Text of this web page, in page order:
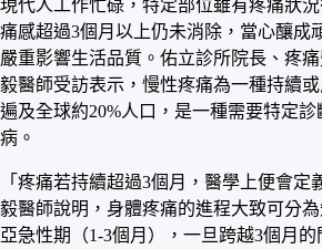
現代人工作忙碌，特定部位雖有疼痛狀
痛感超過3個月以上仍未消除，當心釀成
嚴重影響生活品質。佑立診所院長、疼
毅醫師受訪表示，慢性疼痛為一種持續
遍及全球約20%人口，是一種需要特定
病。
「疼痛若持續超過3個月，醫學上便會定
毅醫師說明，身體疼痛的進程大致可分為
亞急性期（1-3個月），一旦跨越3個月